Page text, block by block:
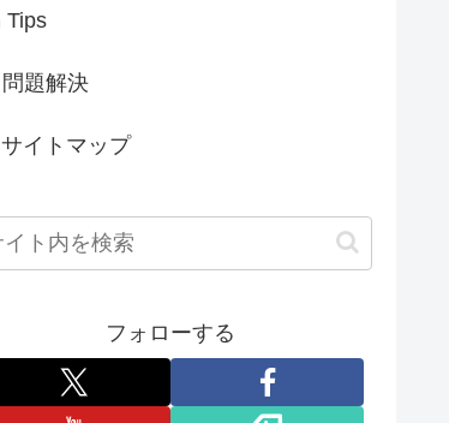
Tips
問題解決
サイトマップ
フォローする